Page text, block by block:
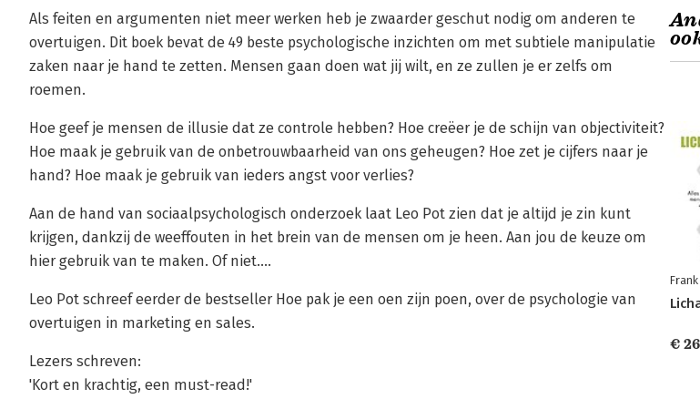
Als feiten en argumenten niet meer werken heb je zwaarder geschut nodig om anderen te
overtuigen. Dit boek bevat de 49 beste psychologische inzichten om met subtiele manipulatie
zaken naar je hand te zetten. Mensen gaan doen wat jij wilt, en ze zullen je er zelfs om
roemen.
Hoe geef je mensen de illusie dat ze controle hebben? Hoe creëer je de schijn van objectiviteit?
Hoe maak je gebruik van de onbetrouwbaarheid van ons geheugen? Hoe zet je cijfers naar je
hand? Hoe maak je gebruik van ieders angst voor verlies?
Aan de hand van sociaalpsychologisch onderzoek laat Leo Pot zien dat je altijd je zin kunt
krijgen, dankzij de weeffouten in het brein van de mensen om je heen. Aan jou de keuze om
hier gebruik van te maken. Of niet....
Leo Pot schreef eerder de bestseller Hoe pak je een oen zijn poen, over de psychologie van
overtuigen in marketing en sales.
Lezers schreven:
'Kort en krachtig, een must-read!'
€